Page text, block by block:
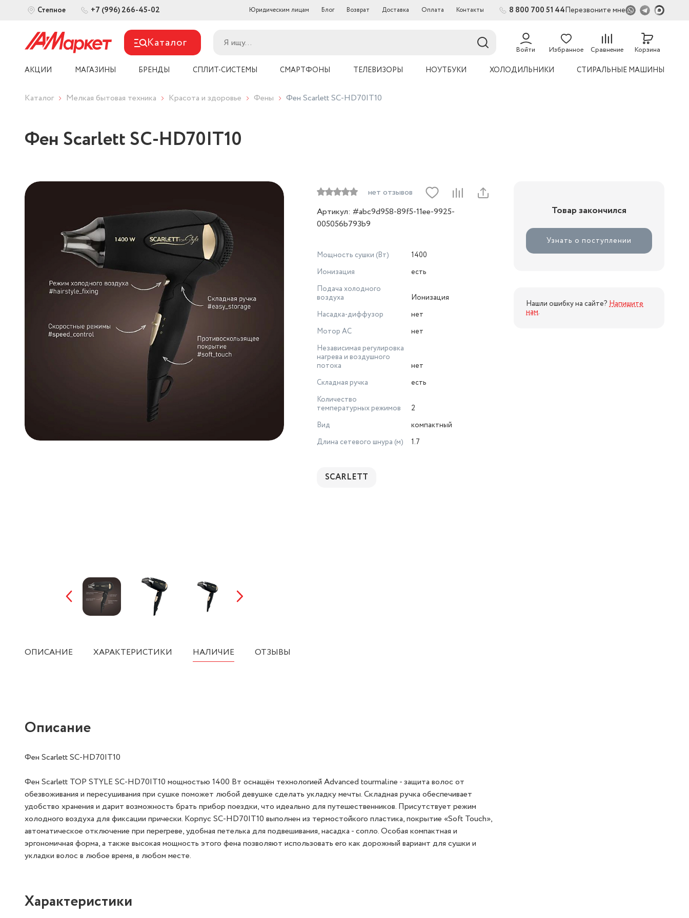
Степное +7 (996) 266-45-02 Юридическим лицам Блог Возврат Доставка Оплата Контакты 8 800 700 51 44Перезвоните мне
Каталог Войти Избранное Сравнение
54
Корзина
АКЦИИ МАГАЗИНЫ БРЕНДЫ СПЛИТ-СИСТЕМЫ СМАРТФОНЫ ТЕЛЕВИЗОРЫ НОУТБУКИ ХОЛОДИЛЬНИКИ СТИРАЛЬНЫЕ МАШИНЫ
Каталог Мелкая бытовая техника Красота и здоровье Фены Фен Scarlett SC-HD70IT10
Фен Scarlett SC-HD70IT10
нет отзывов
Артикул: #abc9d958-89f5-11ee-9925-
005056b793b9
Мощность сушки (Вт)
1400
Ионизация
есть
Подача холодного
воздуха
Ионизация
Насадка-диффузор
нет
Мотор AC
нет
Независимая регулировка
нагрева и воздушного
потока
нет
Складная ручка
есть
Количество
температурных режимов
2
Вид
компактный
Длина сетевого шнура (м)
1.7
SCARLETT
Товар закончился
Узнать о поступлении
Нашли ошибку на сайте? Напишите
нам.
ОПИСАНИЕ ХАРАКТЕРИСТИКИ НАЛИЧИЕ ОТЗЫВЫ
Описание
Фен Scarlett SC-HD70IT10
Фен Scarlett TOP STYLE SC-HD70IT10 мощностью 1400 Вт оснащён технологией Advanced tourmaline - защита волос от
обезвоживания и пересушивания при сушке поможет любой девушке сделать укладку мечты. Складная ручка обеспечивает
удобство хранения и дарит возможность брать прибор поездки, что идеально для путешественников. Присутствует режим
холодного воздуха для фиксации прически. Корпус SC-HD70IT10 выполнен из термостойкого пластика, покрытие «Soft Touch»,
автоматическое отключение при перегреве, удобная петелька для подвешивания, насадка - сопло. Особая компактная и
эргономичная форма, а также высокая мощность этого фена позволяют использовать его как дорожный вариант для сушки и
укладки волос в любое время, в любом месте.
Характеристики